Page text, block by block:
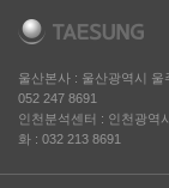
울산본사 : 울산광역시
052 247 8691
인천분석센터 : 인천광역
화 : 032 213 8691